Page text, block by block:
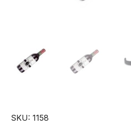
SKU:1158